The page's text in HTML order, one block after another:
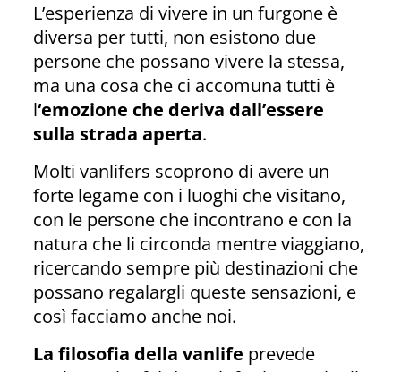
L’esperienza di vivere in un furgone è
diversa per tutti, non esistono due
persone che possano vivere la stessa,
ma una cosa che ci accomuna tutti è
l‘emozione che deriva dall’essere
sulla strada aperta.
Molti vanlifers scoprono di avere un
forte legame con i luoghi che visitano,
con le persone che incontrano e con la
natura che li circonda mentre viaggiano,
ricercando sempre più destinazioni che
possano regalargli queste sensazioni, e
così facciamo anche noi.
La filosofia della vanlife prevede